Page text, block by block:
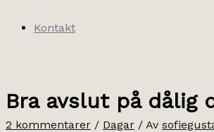
Kontakt
Bra avslut på dålig
2 kommentarer / Dagar / Av